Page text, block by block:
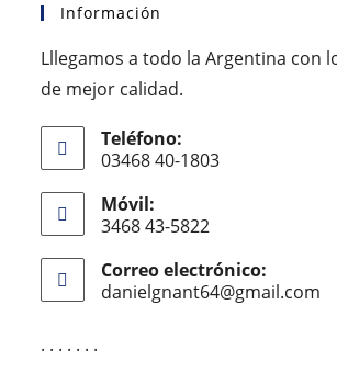
Información
Lllegamos a todo la Argentina con
de mejor calidad.
Teléfono:
03468 40-1803
Móvil:
3468 43-5822
Correo electrónico:
danielgnant64@gmail.com
. . . . . . .